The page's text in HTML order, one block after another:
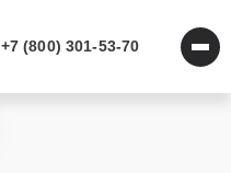
+7 (800) 301-53-70